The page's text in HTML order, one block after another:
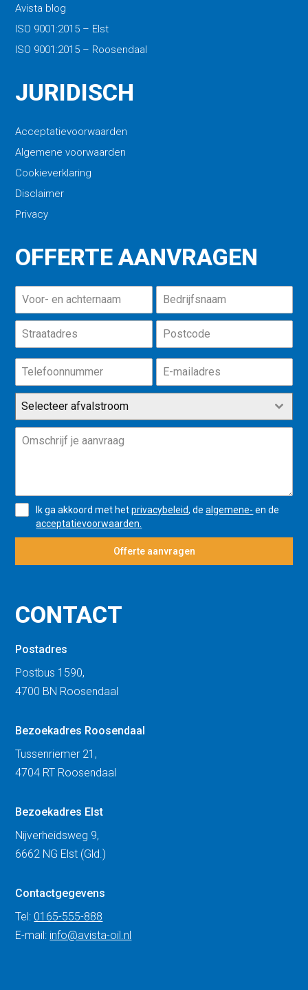
Avista blog
ISO 9001:2015 – Elst
ISO 9001:2015 – Roosendaal
JURIDISCH
Acceptatievoorwaarden
Algemene voorwaarden
Cookieverklaring
Disclaimer
Privacy
OFFERTE AANVRAGEN
Selecteer afvalstroom
Ik ga akkoord met hetprivacybeleid, dealgemene- en de
acceptatievoorwaarden.
Offerte aanvragen
CONTACT
Postadres
Postbus 1590,
4700 BN Roosendaal
Bezoekadres Roosendaal
Tussenriemer 21,
4704 RT Roosendaal
Bezoekadres Elst
Nijverheidsweg 9,
6662 NG Elst (Gld.)
Contactgegevens
Tel: 0165-555-888
E-mail: info@avista-oil.nl